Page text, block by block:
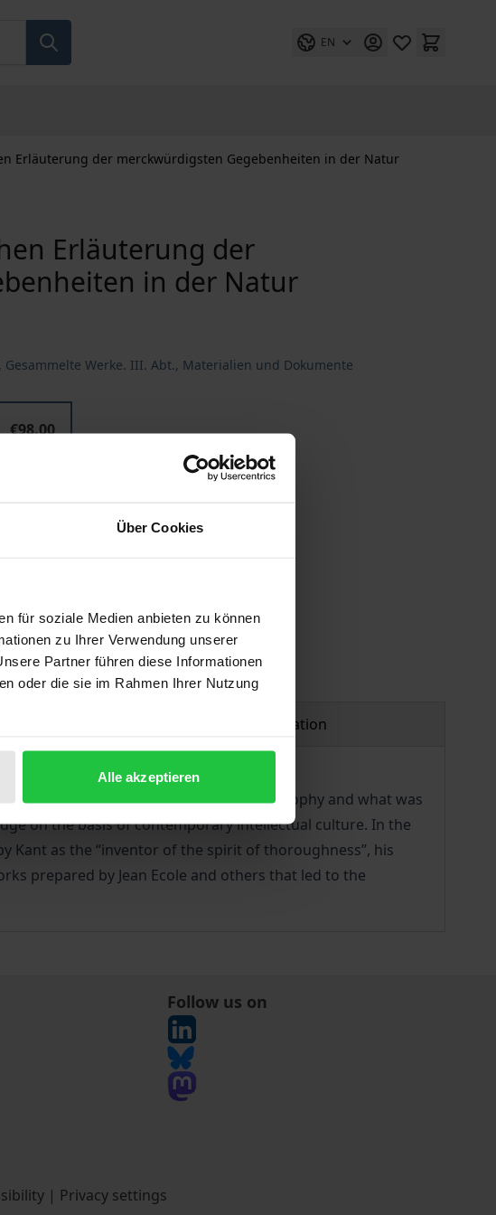
Über Cookies
für soziale Medien anbieten zu können
zu Ihrer Verwendung unserer
Partner führen diese Informationen
oder die sie im Rahmen Ihrer Nutzung
Alle akzeptieren
EN
Erläuterung der merckwürdigsten Gegebenheiten in der Natur
Erläuterung der
in der Natur
Gesammelte Werke. III. Abt., Materialien und Dokumente
€98.00
VAT may vary at checkout.
Product safety information
and high Enlightenment. Using philosophy and what was
on the basis of contemporary intellectual culture. In the
Kant as the “inventor of the spirit of thoroughness”, his
prepared by Jean Ecole and others that led to the
Follow us on
| Privacy settings